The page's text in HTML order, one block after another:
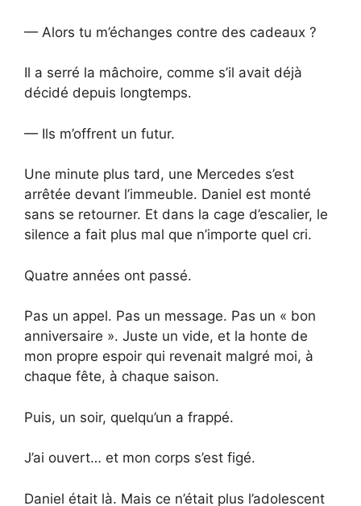
— Alors tu m’échanges contre des cadeaux ?
Il a serré la mâchoire, comme s’il avait déjà
décidé depuis longtemps.
— Ils m’offrent un futur.
Une minute plus tard, une Mercedes s’est
arrêtée devant l’immeuble. Daniel est monté
sans se retourner. Et dans la cage d’escalier, le
silence a fait plus mal que n’importe quel cri.
Quatre années ont passé.
Pas un appel. Pas un message. Pas un « bon
anniversaire ». Juste un vide, et la honte de
mon propre espoir qui revenait malgré moi, à
chaque fête, à chaque saison.
Puis, un soir, quelqu’un a frappé.
J’ai ouvert… et mon corps s’est figé.
Daniel était là. Mais ce n’était plus l’adolescent